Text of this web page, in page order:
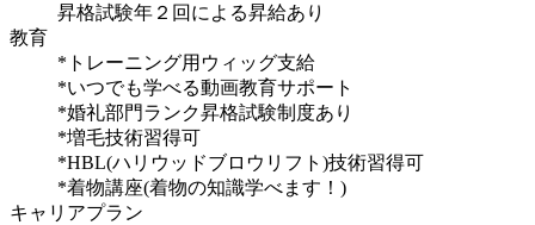
昇格試験年２回による昇給あり
教育
*トレーニング用ウィッグ支給
*いつでも学べる動画教育サポート
*婚礼部門ランク昇格試験制度あり
*増毛技術習得可
*HBL(ハリウッドブロウリフト)技術習得可
*着物講座(着物の知識学べます！)
キャリアプラン